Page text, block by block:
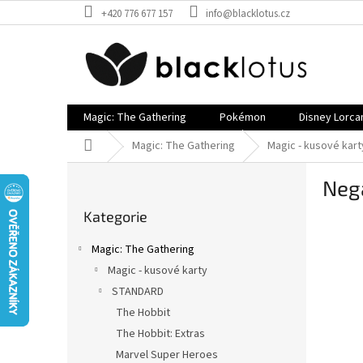
na
+420 776 677 157 info@blacklotus.cz
Magic: The Gathering Pokémon Disney
Domů Magic: The Gathering Magic - kusové
kategorie
Kategorie
Magic: The Gathering
Magic - kusové karty
STANDARD
The Hobbit
The Hobbit: Extras
Marvel Super Heroes